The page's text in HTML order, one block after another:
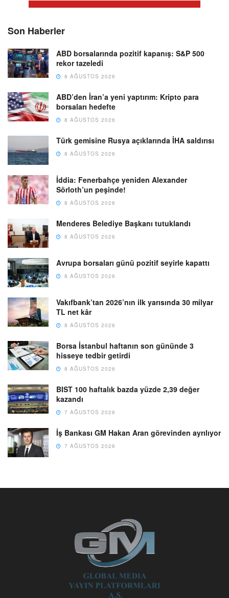
Son Haberler
ABD borsalarında pozitif kapanış: S&P 500
rekor tazeledi
8 AĞUSTOS 2026
ABD’den İran’a yeni yaptırım: Kripto para
borsaları hedefte
8 AĞUSTOS 2026
Türk gemisine Rusya açıklarında İHA saldırısı
8 AĞUSTOS 2026
İddia: Fenerbahçe yeniden Alexander
Sörloth’un peşinde!
8 AĞUSTOS 2026
Menderes Belediye Başkanı tutuklandı
8 AĞUSTOS 2026
Avrupa borsaları günü pozitif seyirle kapattı
8 AĞUSTOS 2026
Vakıfbank’tan 2026’nın ilk yarısında 30 milyar
TL net kâr
8 AĞUSTOS 2026
Borsa İstanbul haftanın son gününde 3
hisseye tedbir getirdi
8 AĞUSTOS 2026
BIST 100 haftalık bazda yüzde 2,39 değer
kazandı
7 AĞUSTOS 2026
İş Bankası GM Hakan Aran görevinden ayrılıyor
7 AĞUSTOS 2026